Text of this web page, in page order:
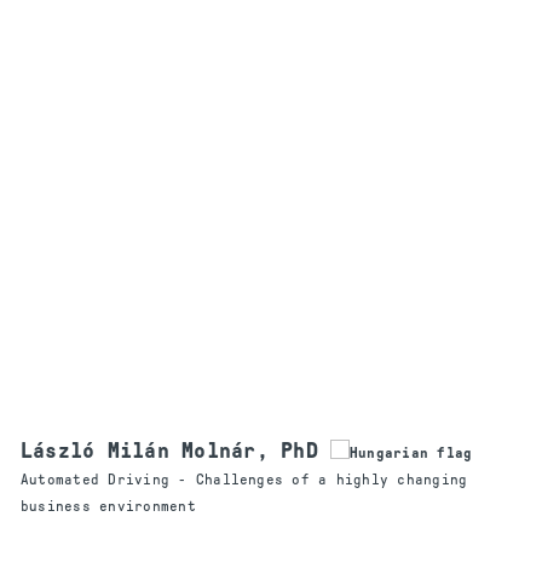
László Milán Molnár, PhD
Automated Driving - Challenges of a highly changing
business environment